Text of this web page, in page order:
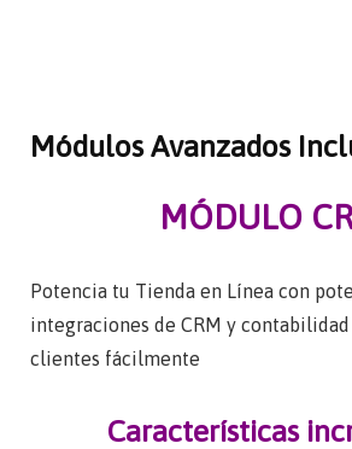
Módulos Avanzados
MÓDULO
Potencia tu Tienda en Línea con
integraciones de CRM y
clientes fácilmente
Características